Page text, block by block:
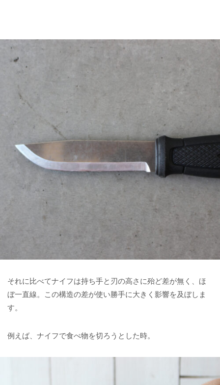
それに比べてナイフは持ち手と刃の高さに殆ど差が無く、ほ
ぼ一直線。この構造の差が使い勝手に大きく影響を及ぼしま
す。
例えば、ナイフで食べ物を切ろうとした時。